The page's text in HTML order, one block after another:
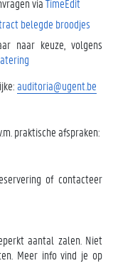
viaTimeEdit
belegde broodjes
naar keuze, volgens
auditoria@ugent.be
praktische afspraken:
of contacteer
aantal zalen. Niet
Meer info vind je op